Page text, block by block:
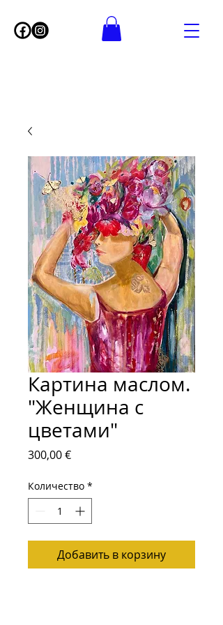
Картина маслом.
"Женщина с
цветами"
300,00 €Цена
Количество *
Добавить в корзину